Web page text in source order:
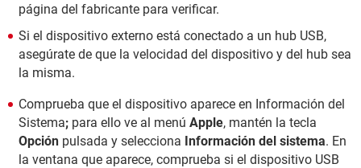
página del fabricante para verificar.
Si el dispositivo externo está conectado a un hub USB,
asegúrate de que la velocidad del dispositivo y del hub sea
la misma.
Comprueba que el dispositivo aparece en Información del
Sistema; para ello ve al menú Apple, mantén la tecla
Opción pulsada y selecciona Información del sistema. En
la ventana que aparece, comprueba si el dispositivo USB